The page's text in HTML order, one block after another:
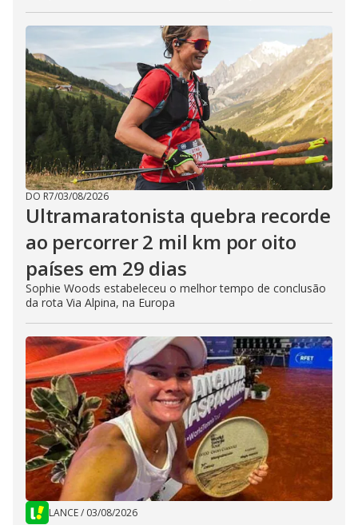
DO R7/03/08/2026
Ultramaratonista quebra recorde
ao percorrer 2 mil km por oito
países em 29 dias
Sophie Woods estabeleceu o melhor tempo de conclusão
da rota Via Alpina, na Europa
LANCE/ 03/08/2026